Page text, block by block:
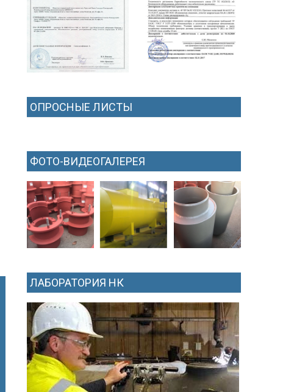
ОПРОСНЫЕ ЛИСТЫ
ФОТО-ВИДЕОГАЛЕРЕЯ
ЛАБОРАТОРИЯ НК